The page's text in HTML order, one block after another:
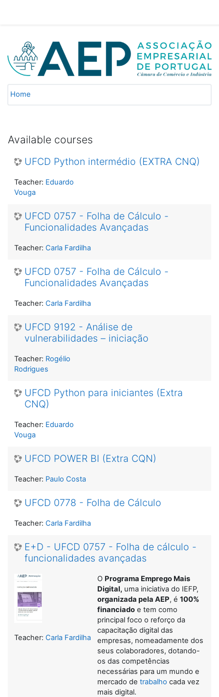
Moodle AEP Formação
Home
Available courses
UFCD Python intermédio (EXTRA CNQ)
Teacher: Eduardo
Vouga
UFCD 0757 - Folha de Cálculo -
Funcionalidades Avançadas
Teacher: Carla Fardilha
UFCD 0757 - Folha de Cálculo -
Funcionalidades Avançadas
Teacher: Carla Fardilha
UFCD 9192 - Análise de
vulnerabilidades – iniciação
Teacher: Rogélio
Rodrigues
UFCD Python para iniciantes (Extra
CNQ)
Teacher: Eduardo
Vouga
UFCD POWER BI (Extra CQN)
Teacher: Paulo Costa
UFCD 0778 - Folha de Cálculo
Teacher: Carla Fardilha
E+D - UFCD 0757 - Folha de cálculo -
funcionalidades avançadas
O Programa Emprego Mais
Digital, uma iniciativa do IEFP,
organizada pela AEP, é 100%
financiado e tem como
principal foco o reforço da
capacitação digital das
empresas, nomeadamente dos
seus colaboradores, dotando-
os das competências
necessárias para um mundo e
mercado de trabalho cada vez
mais digital.
Teacher: Carla Fardilha